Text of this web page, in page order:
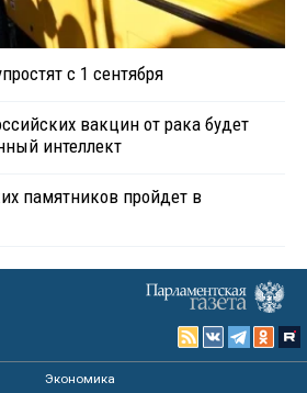
с 1 сентября
вакцин от рака будет
интеллект
памятников пройдет в
Экономика